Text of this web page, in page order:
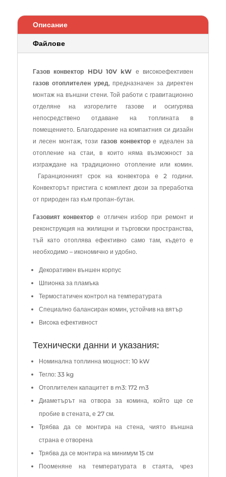
Описание
Файлове
Газов конвектор HDU 10V kW е високоефективен
газов отоплителен уред, предназначен за директен
монтаж на външни стени. Той работи с гравитационно
отделяне на изгорелите газове и осигурява
непосредствено отдаване на топлината в
помещението. Благодарение на компактния си дизайн
и лесен монтаж, този газов конвекторе идеален за
отопление на стаи, в които няма възможност за
изграждане на традиционно отопление или комин.
Гаранционният срок на конвектора е 2 години.
Конвекторът пристига с комплект дюзи за преработка
от природен газ към пропан-бутан.
Газовият конвектор е отличен избор при ремонт и
реконструкция на жилищни и търговски пространства,
тъй като отоплява ефективно само там, където е
необходимо – икономично и удобно.
Декоративен външен корпус
Шпионка за пламъка
Термостатичен контрол на температурата
Специално балансиран комин, устойчив на вятър
Висока ефективност
Технически данни и указания:
Номинална топлинна мощност: 10 kW
Тегло: 33 kg
Отоплителен капацитет в m3: 172 m3
Диаметърът на отвора за комина, който ще се
пробие в стената, е 27 см.
Трябва да се монтира на стена, чиято външна
страна е отворена
Трябва да се монтира на минимум 15 см
Пооменяне на температурата в стаята, чрез